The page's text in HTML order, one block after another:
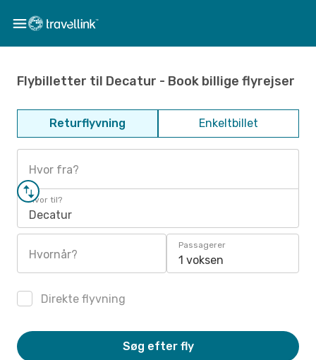
Flybilletter til Decatur - Book billige flyrejser
Returflyvning Enkeltbillet
Hvor fra?
Hvor til?
Decatur
Hvornår?
Passagerer
1 voksen
Direkte flyvning
Søg efter fly